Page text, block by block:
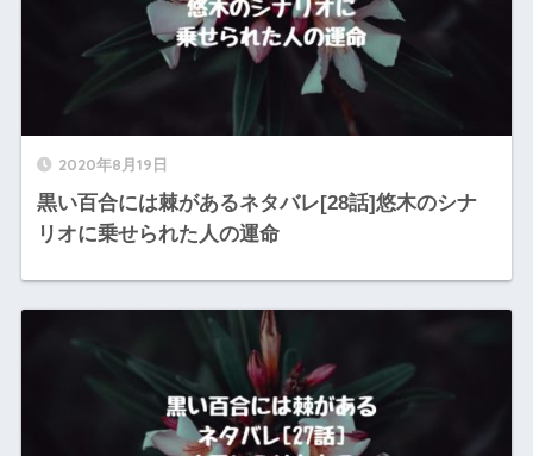
2020年8月19日
黒い百合には棘があるネタバレ[28話]悠木のシナ
リオに乗せられた人の運命